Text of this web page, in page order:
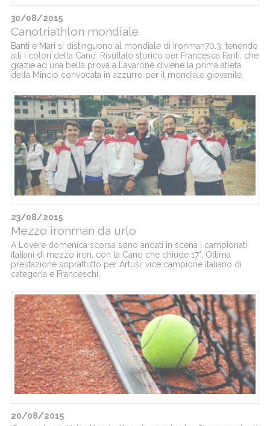
30/08/2015
Canotriathlon mondiale
Banti e Mari si distinguono al mondiale di Ironman70.3, tenendo
alti i colori della Cano. Risultato storico per Francesca Fanti, che
grazie ad una bella prova a Lavarone diviene la prima atleta
della Mincio convocata in azzurro per il mondiale giovanile.
23/08/2015
Mezzo ironman da urlo
A Lovere domenica scorsa sono andati in scena i campionati
italiani di mezzo iron, con la Cano che chiude 17°. Ottima
prestazione soprattutto per Artusi, vice campione italiano di
categoria e Franceschi.
20/08/2015